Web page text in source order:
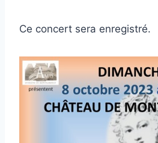
Ce concert sera enregistré.